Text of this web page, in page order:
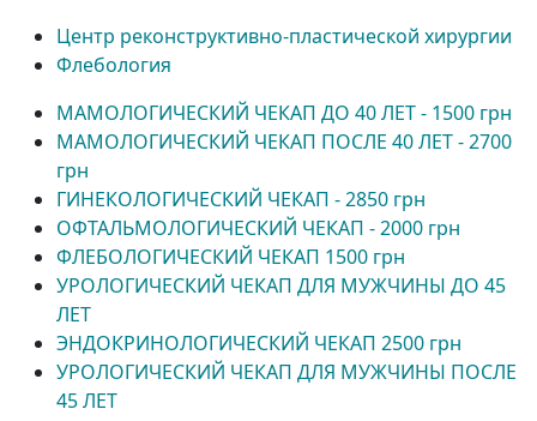
Центр реконструктивно-пластической хирургии
Флебология
МАМОЛОГИЧЕСКИЙ ЧЕКАП ДО 40 ЛЕТ - 1500 грн
МАМОЛОГИЧЕСКИЙ ЧЕКАП ПОСЛЕ 40 ЛЕТ - 2700
грн
ГИНЕКОЛОГИЧЕСКИЙ ЧЕКАП - 2850 грн
ОФТАЛЬМОЛОГИЧЕСКИЙ ЧЕКАП - 2000 грн
ФЛЕБОЛОГИЧЕСКИЙ ЧЕКАП 1500 грн
УРОЛОГИЧЕСКИЙ ЧЕКАП ДЛЯ МУЖЧИНЫ ДО 45
ЛЕТ
ЭНДОКРИНОЛОГИЧЕСКИЙ ЧЕКАП 2500 грн
УРОЛОГИЧЕСКИЙ ЧЕКАП ДЛЯ МУЖЧИНЫ ПОСЛЕ
45 ЛЕТ